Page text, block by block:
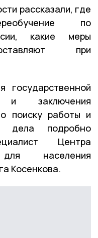
рассказали, где
по
какие меры
при
государственной
и заключения
поиску работы и
дела подробно
Центра
населения
Косенкова.